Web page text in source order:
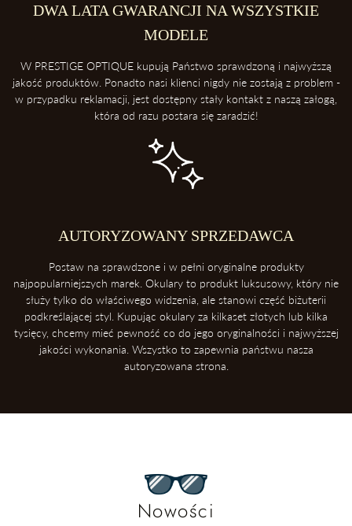
DWA LATA GWARANCJI NA WSZYSTKIE
MODELE
W PRESTIGE OPTIQUE kupują Państwo sprawdzoną i najwyższą
jakość produktów. Ponadto nasi klienci nigdy nie zostają z problem -
w przypadku reklamacji, jest dostępny stały kontakt z naszą załogą,
która od razu postara się zaradzić!
AUTORYZOWANY SPRZEDAWCA
Postaw na sprawdzone i w pełni oryginalne produkty
najpopularniejszych marek. Okulary to produkt luksusowy, który nie
służy tylko do właściwego widzenia, ale stanowi część biżuterii
podkreślającej styl. Kupując okulary za kilkaset złotych lub kilka
tysięcy, chcemy mieć pewność co do jego oryginalności i najwyższej
jakości wykonania. Wszystko to zapewnia państwu nasza
autoryzowana strona.
Nowości